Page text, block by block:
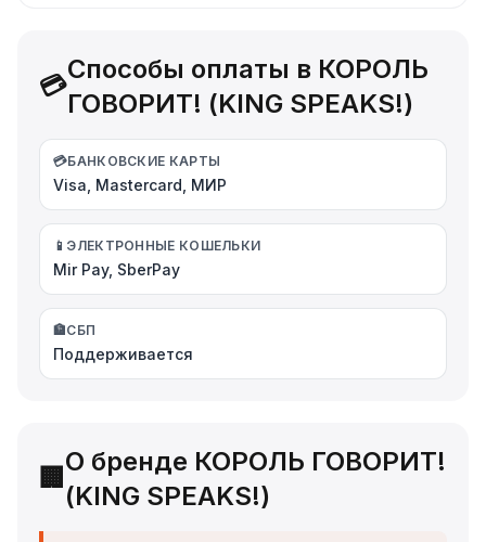
💳
Способы оплаты в КОРОЛЬ
ГОВОРИТ! (KING SPEAKS!)
💳БАНКОВСКИЕ КАРТЫ
Visa, Mastercard, МИР
📱 ЭЛЕКТРОННЫЕ КОШЕЛЬКИ
Mir Pay, SberPay
🏦СБП
Поддерживается
🏢
О бренде КОРОЛЬ ГОВОРИТ!
(KING SPEAKS!)